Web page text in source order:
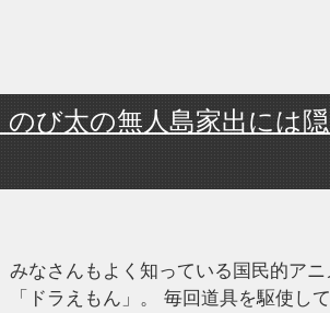
び太の無人島家出には隠
みなさんもよく知っている国民的アニ
「ドラえもん」。 毎回道具を駆使し